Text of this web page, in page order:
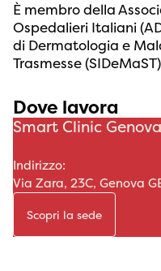
È membro della
Ospedalieri Italiani
di Dermatologia e
Trasmesse
Dove lavora
Smart Clinic
Indirizzo:
Via Zara, 23C, Genova
Scopri la sede